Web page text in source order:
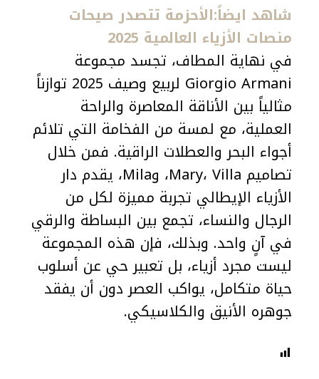
شاهد ايضاً:الأحزمة تتصدر صيحات
منصات الأزياء العالمية 2025
في نهاية المطاف، تجسد مجموعة
Giorgio Armani لربيع وصيف 2025 توازناً
مثالياً بين الأناقة المعاصرة والراحة
العملية، مع لمسة من الفخامة التي تلائم
أجواء البحر والعطلات الراقية. فمن خلال
تصاميم Mary، Villa، وMila، يقدم دار
الأزياء الإيطالي تجربة مميزة لكل من
الرجال والنساء، تجمع بين البساطة والرقي
في آنٍ واحد. وبذلك، فإن هذه المجموعة
ليست مجرد أزياء، بل تعبير حي عن أسلوب
حياة متكامل، يواكب العصر دون أن يفقد
جوهره الأنيق والكلاسيكي.